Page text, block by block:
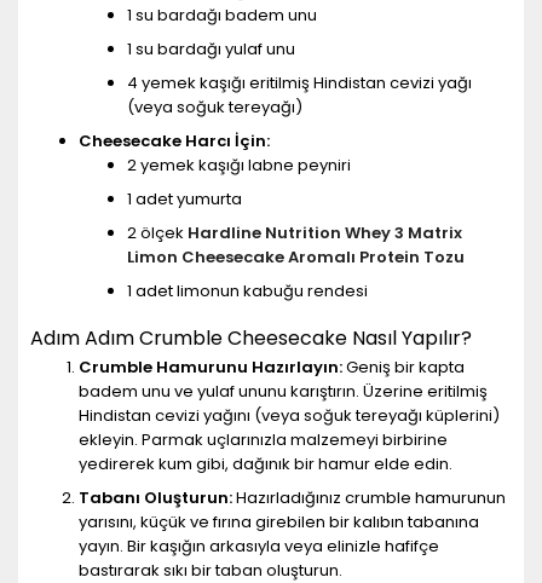
1 su bardağı badem unu
1 su bardağı yulaf unu
4 yemek kaşığı eritilmiş Hindistan cevizi yağı
(veya soğuk tereyağı)
Cheesecake Harcı İçin:
2 yemek kaşığı labne peyniri
1 adet yumurta
2 ölçek Hardline Nutrition Whey 3 Matrix
Limon Cheesecake Aromalı Protein Tozu
1 adet limonun kabuğu rendesi
Adım Adım Crumble Cheesecake Nasıl Yapılır?
Crumble Hamurunu Hazırlayın:Geniş bir kapta
badem unu ve yulaf ununu karıştırın. Üzerine eritilmiş
Hindistan cevizi yağını (veya soğuk tereyağı küplerini)
ekleyin. Parmak uçlarınızla malzemeyi birbirine
yedirerek kum gibi, dağınık bir hamur elde edin.
Tabanı Oluşturun:Hazırladığınız crumble hamurunun
yarısını, küçük ve fırına girebilen bir kalıbın tabanına
yayın. Bir kaşığın arkasıyla veya elinizle hafifçe
bastırarak sıkı bir taban oluşturun.